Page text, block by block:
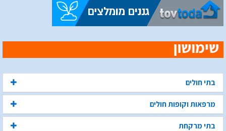
בתי חולים
מרפאות וקופות חולים
בתי מרקחת